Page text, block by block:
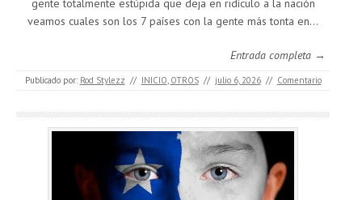
veamos cuales son los 7 países con la gente más tonta en…
Entrada completa →
Publicado por: Rod Stylezz // INICIO OTROS // julio 6, 2026 // Comentario